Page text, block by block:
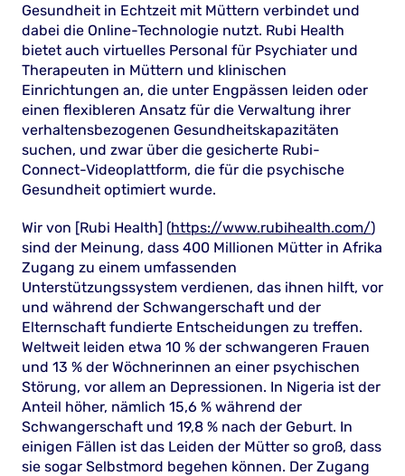
Gesundheit in Echtzeit mit Müttern verbindet und
dabei die Online-Technologie nutzt. Rubi Health
bietet auch virtuelles Personal für Psychiater und
Therapeuten in Müttern und klinischen
Einrichtungen an, die unter Engpässen leiden oder
einen flexibleren Ansatz für die Verwaltung ihrer
verhaltensbezogenen Gesundheitskapazitäten
suchen, und zwar über die gesicherte Rubi-
Connect-Videoplattform, die für die psychische
Gesundheit optimiert wurde.
Wir von [Rubi Health] (https://www.rubihealth.com/)
sind der Meinung, dass 400 Millionen Mütter in Afrika
Zugang zu einem umfassenden
Unterstützungssystem verdienen, das ihnen hilft, vor
und während der Schwangerschaft und der
Elternschaft fundierte Entscheidungen zu treffen.
Weltweit leiden etwa 10 % der schwangeren Frauen
und 13 % der Wöchnerinnen an einer psychischen
Störung, vor allem an Depressionen. In Nigeria ist der
Anteil höher, nämlich 15,6 % während der
Schwangerschaft und 19,8 % nach der Geburt. In
einigen Fällen ist das Leiden der Mütter so groß, dass
sie sogar Selbstmord begehen können. Der Zugang